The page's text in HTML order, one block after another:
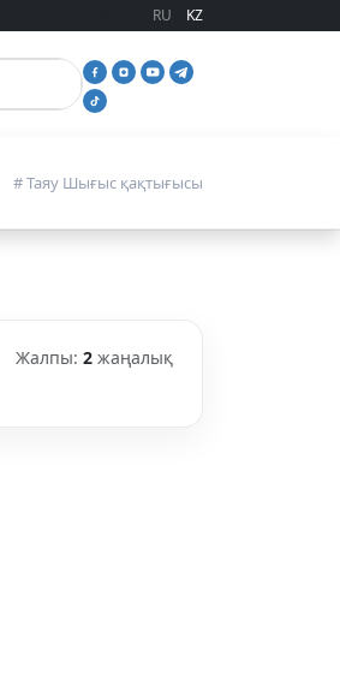
RU KZ
# Таяу Шығыс қақтығысы
Жалпы: 2 жаңалық